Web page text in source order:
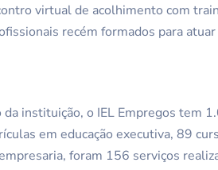
virtual de acolhimento com
recém formados para
instituição, o IEL Empregos tem
em educação executiva, 89
foram 156 serviços